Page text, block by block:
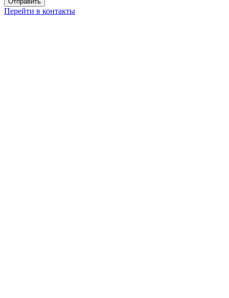
Перейти в контакты